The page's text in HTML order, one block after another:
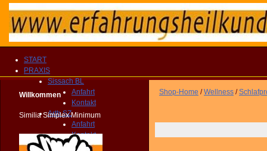
START
PRAXIS
Sissach BL
Anfahrt
Kontakt
Arth SZ
Anfahrt
Kontakt
Fragebogen
Willkommen
Similia Simplex Minimum
Shop-Home /Wellness /